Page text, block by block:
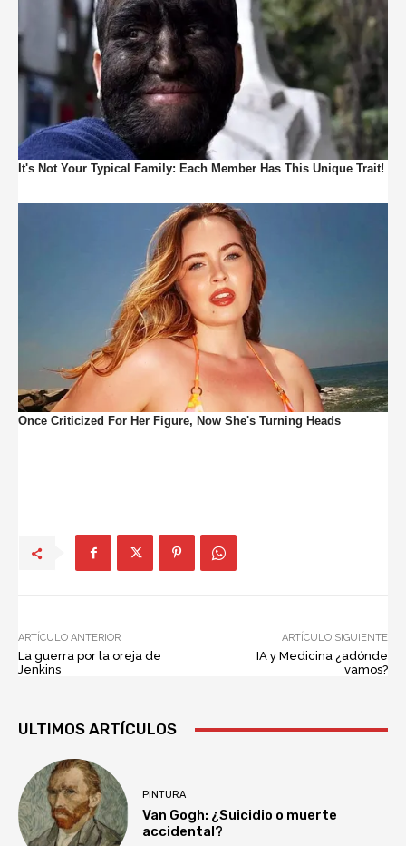
ARTÍCULO ANTERIOR
La guerra por la oreja de
Jenkins
ARTÍCULO SIGUIENTE
IA y Medicina ¿adónde
vamos?
ULTIMOS ARTÍCULOS
PINTURA
Van Gogh: ¿Suicidio o muerte
accidental?